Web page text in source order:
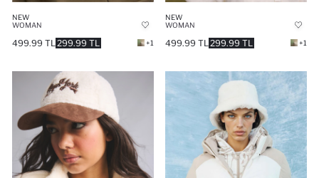
NEW
WOMAN
299.99 TL
499.99 TL +1
NEW
WOMAN
299.99 TL
499.99 TL +1